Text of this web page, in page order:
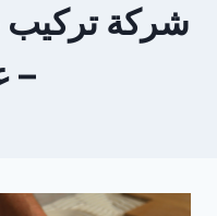
شركة تركيب
–